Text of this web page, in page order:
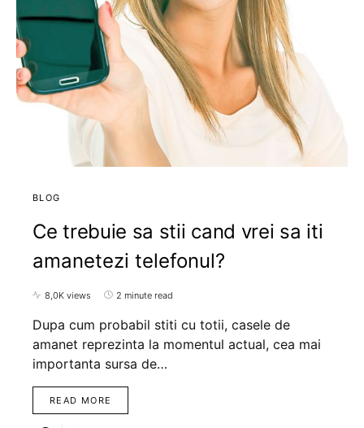
BLOG
Ce trebuie sa stii cand vrei sa iti
amanetezi telefonul?
8,0K views 2 minute read
Dupa cum probabil stiti cu totii, casele de
amanet reprezinta la momentul actual, cea mai
importanta sursa de…
READ MORE